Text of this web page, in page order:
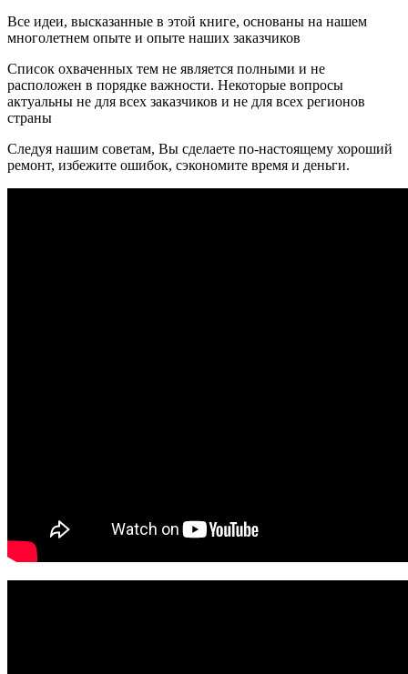
Все идеи, высказанные в этой книге, основаны на нашем
многолетнем опыте и опыте наших заказчиков
Список охваченных тем не является полными и не
расположен в порядке важности. Некоторые вопросы
актуальны не для всех заказчиков и не для всех регионов
страны
Следуя нашим советам, Вы сделаете по-настоящему хороший
ремонт, избежите ошибок, сэкономите время и деньги.